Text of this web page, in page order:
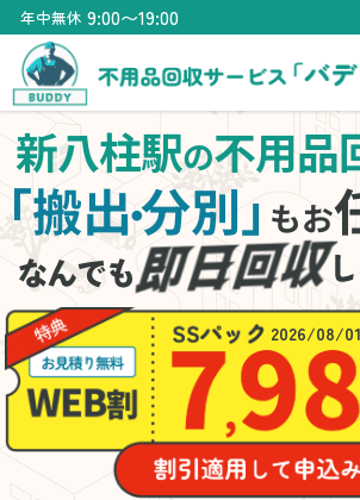
年中無休 9:00〜19:00
新八柱駅の不用品
搬出・分別」もお
2026/08/